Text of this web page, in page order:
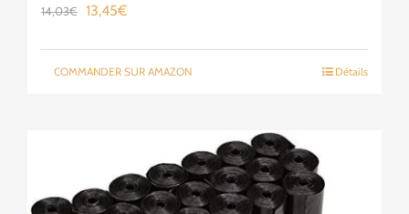
14,03€ Le
13,45€Le
COMMANDER SUR AMAZON Détails